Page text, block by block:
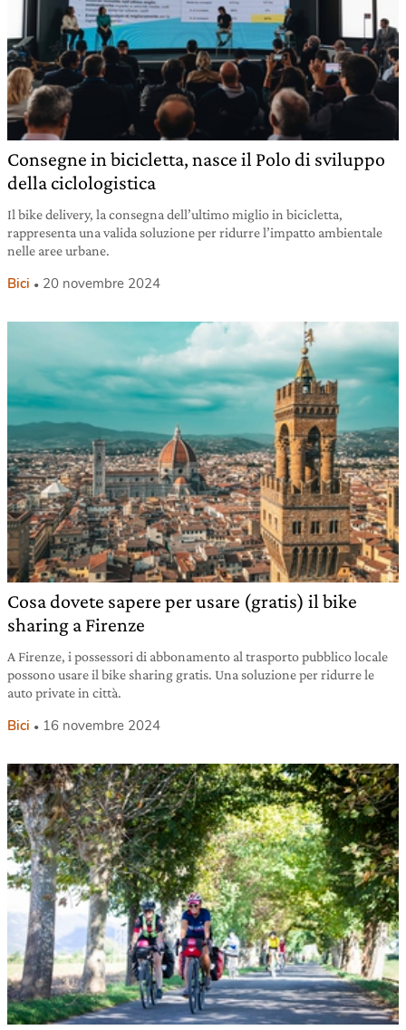
Consegne in bicicletta, nasce il Polo di sviluppo
della ciclologistica
Il bike delivery, la consegna dell’ultimo miglio in bicicletta,
rappresenta una valida soluzione per ridurre l’impatto ambientale
nelle aree urbane.
Bici 20 novembre 2024
Cosa dovete sapere per usare (gratis) il bike
sharing a Firenze
A Firenze, i possessori di abbonamento al trasporto pubblico locale
possono usare il bike sharing gratis. Una soluzione per ridurre le
auto private in città.
Bici 16 novembre 2024